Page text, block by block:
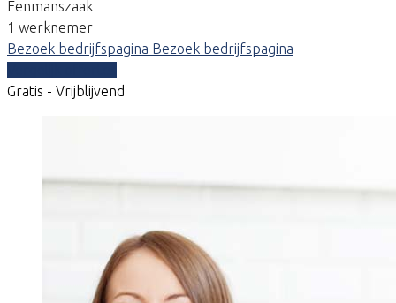
Eenmanszaak
1 werknemer
Bezoek bedrijfspagina Bezoek bedrijfspagina
Gratis - Vrijblijvend